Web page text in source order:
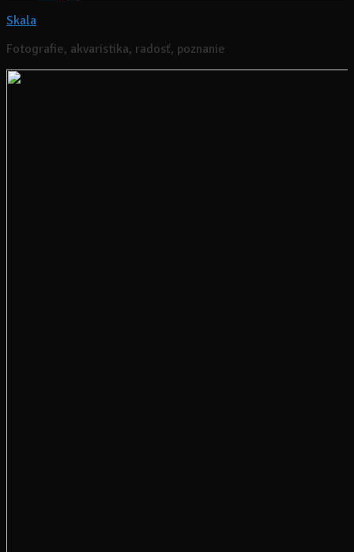
Skala
Fotografie, akvaristika, radosť, poznanie